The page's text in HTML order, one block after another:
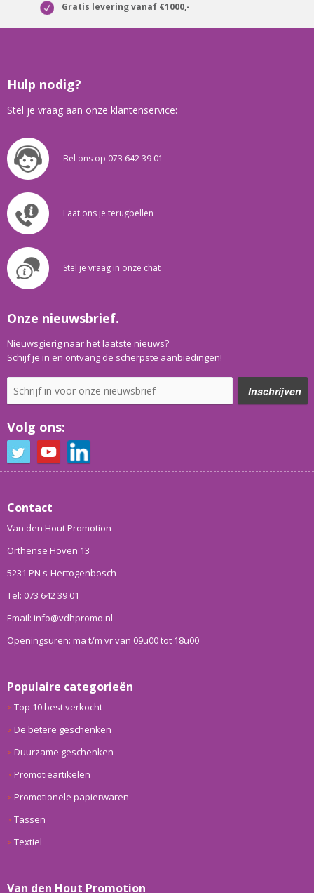
Gratis levering vanaf €1000,-
Hulp nodig?
Stel je vraag aan onze klantenservice:
Bel ons op 073 642 39 01
Laat ons je terugbellen
Stel je vraag in onze chat
Onze nieuwsbrief.
Nieuwsgierig naar het laatste nieuws?
Schijf je in en ontvang de scherpste aanbiedingen!
Volg ons:
Contact
Van den Hout Promotion
Orthense Hoven 13
5231 PN s-Hertogenbosch
Tel: 073 642 39 01
Email: info@vdhpromo.nl
Openingsuren: ma t/m vr van 09u00 tot 18u00
Populaire categorieën
Top 10 best verkocht
De betere geschenken
Duurzame geschenken
Promotieartikelen
Promotionele papierwaren
Tassen
Textiel
Van den Hout Promotion